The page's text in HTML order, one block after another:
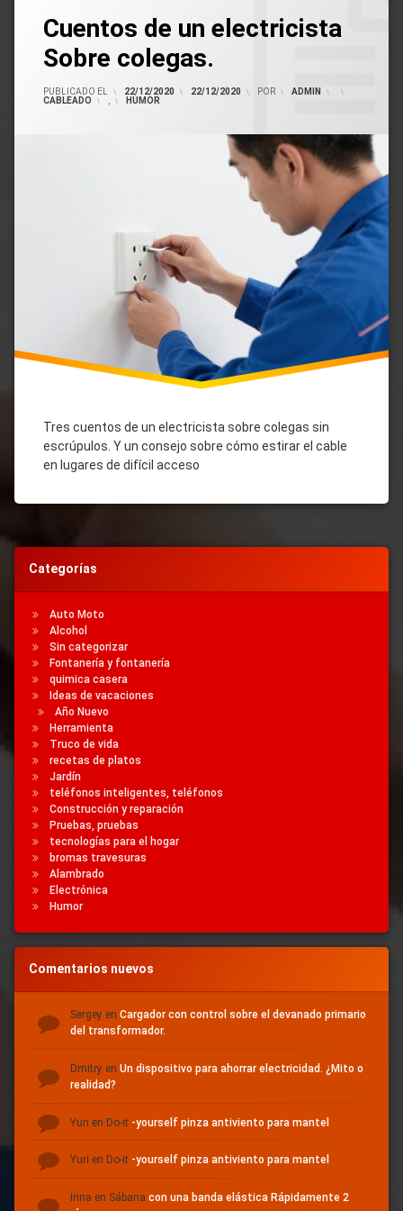
Auto
Moto
Alambrado
Cuentos de un electricista
Sobre colegas.
PUBLICADO EL 22/12/2020 22/12/2020 POR ADMIN
CATEGORÍAS:
CABLEADO
HUMOR
Tres cuentos de un electricista sobre colegas sin
escrúpulos. Y un consejo sobre cómo estirar el cable
en lugares de difícil acceso
Electricista
Electricista
Los
Electricistas
Un
Comentario
En
Categorías
Auto Moto
Alcohol
Sin categorizar
Fontanería y fontanería
quimica casera
Ideas de vacaciones
Año Nuevo
Herramienta
Truco de vida
recetas de platos
Jardín
teléfonos inteligentes, teléfonos
Construcción y reparación
Pruebas, pruebas
tecnologías para el hogar
bromas travesuras
Alambrado
Electrónica
Humor
Comentarios nuevos
Sergey en Cargador con control sobre el devanado primario
del transformador.
Dmitry en Un dispositivo para ahorrar electricidad. ¿Mito o
realidad?
Yuri en Do-it -yourself pinza antiviento para mantel
Yuri en Do-it -yourself pinza antiviento para mantel
Irina en Sábana con una banda elástica Rápidamente 2